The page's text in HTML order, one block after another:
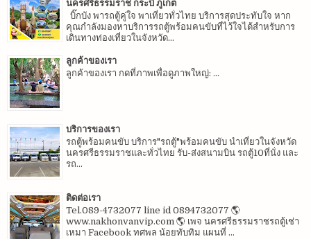
นครศรีธรรมราช กระบี่ ภูเก็ต
บิ๊กบัง พารถตู้คู่ใจ พาเที่ยวทั่วไทย บริการสุดประทับใจ หาก
คุณกำลังมองหาบริการรถตู้พร้อมคนขับที่ไว้ใจได้สำหรับการ
เดินทางท่องเที่ยวในจังหวัด...
ลูกค้าของเรา
ลูกค้าของเรา กดที่ภาพเพื่อดูภาพใหญ่: ...
บริการของเรา
รถตู้พร้อมคนขับ บริการ"รถตู้"พร้อมคนขับ นำเที่ยวในจังหวัด
นครศรีธรรมราชและทั่วไทย รับ-ส่งสนามบิน รถตู้10ที่นั่ง และ
รถ...
ติดต่อเรา
Tel.089-4732077 line id 0894732077 🌎
www.nakhonvanvip.com 🌎 เพจ นครศรีธรรมราชรถตู้เช่า
เหมา Facebook ทศพล น้อยทับทิม แผนที่ ...